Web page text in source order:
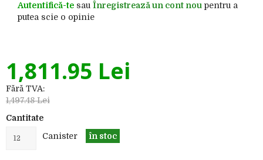
Autentifică-te sau Înregistrează un cont nou pentru a
putea scie o opinie
1,811.95 Lei
Fără TVA:
1,497.48 Lei
Cantitate
Canister
în stoc